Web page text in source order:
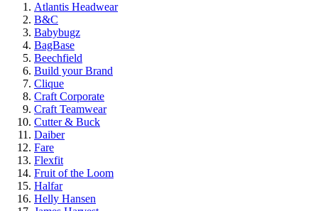
Atlantis Headwear
B&C
Babybugz
BagBase
Beechfield
Build your Brand
Clique
Craft Corporate
Craft Teamwear
Cutter & Buck
Daiber
Fare
Flexfit
Fruit of the Loom
Halfar
Helly Hansen